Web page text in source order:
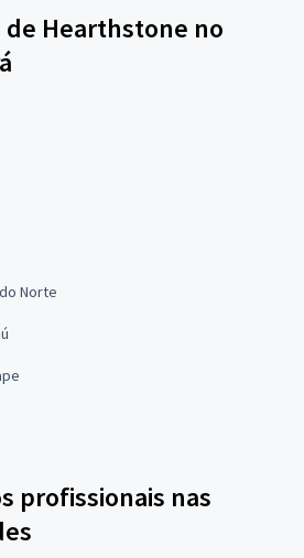
de Hearthstone no
Norte
profissionais nas